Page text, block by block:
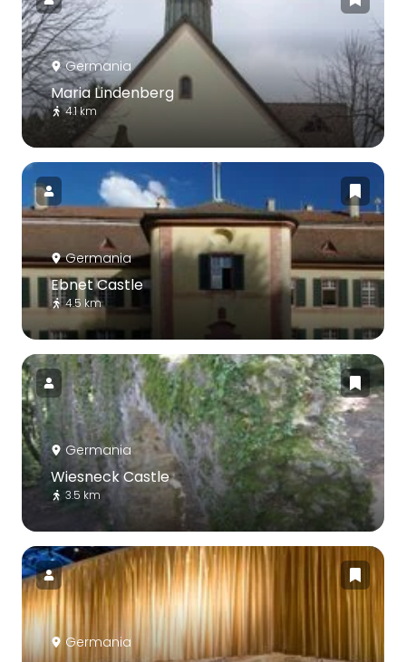
Germania
Maria Lindenberg
4.1 km
Germania
Ebnet Castle
4.5 km
Germania
Wiesneck Castle
3.5 km
Germania